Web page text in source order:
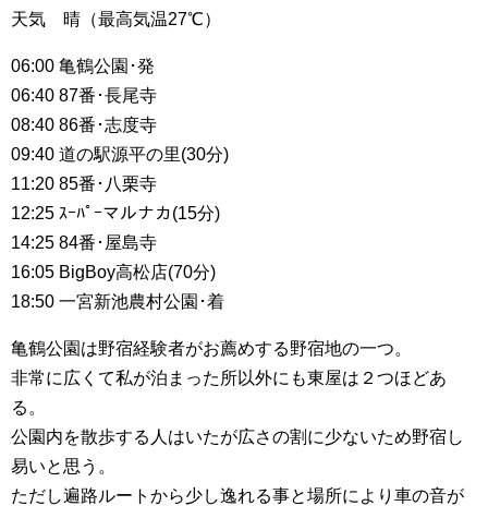
天気 晴（最高気温27℃）
06:00 亀鶴公園･発
06:40 87番･長尾寺
08:40 86番･志度寺
09:40 道の駅源平の里(30分)
11:20 85番･八栗寺
12:25 ｽｰﾊﾟｰマルナカ(15分)
14:25 84番･屋島寺
16:05 BigBoy高松店(70分)
18:50 一宮新池農村公園･着
亀鶴公園は野宿経験者がお薦めする野宿地の一つ。
非常に広くて私が泊まった所以外にも東屋は２つほどあ
る。
公園内を散歩する人はいたが広さの割に少ないため野宿し
易いと思う。
ただし遍路ルートから少し逸れる事と場所により車の音が